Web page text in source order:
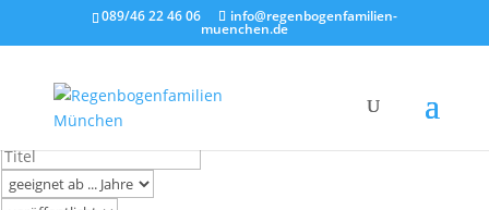
089/46 22 46 06 info@regenbogenfamilien-
muenchen.de